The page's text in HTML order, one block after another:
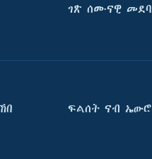
ገጽ ሰሙናዊ
ፍልሰት ናብ